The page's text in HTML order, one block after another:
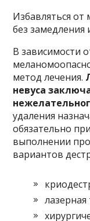
Избавляться
без
В зависимости
метод лечения.
невуса
удаления
обязательно
выполнении
вариантов
лазерная